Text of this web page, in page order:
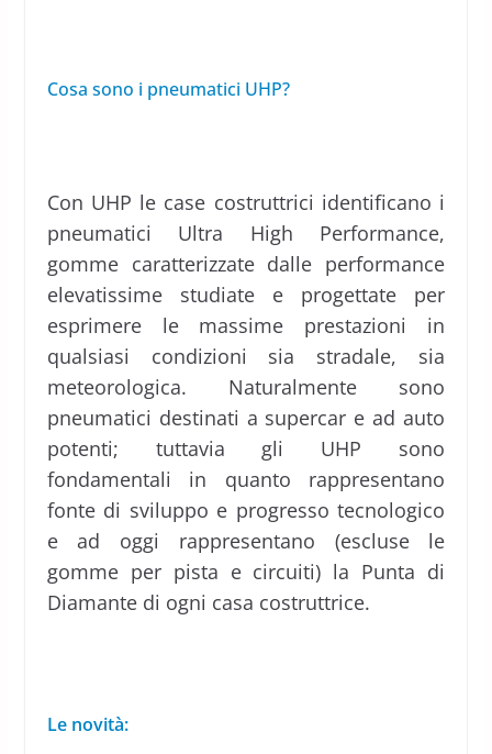
Cosa sono i pneumatici UHP?
Con UHP le case costruttrici identificano i
pneumatici Ultra High Performance,
gomme caratterizzate dalle performance
elevatissime studiate e progettate per
esprimere le massime prestazioni in
qualsiasi condizioni sia stradale, sia
meteorologica. Naturalmente sono
pneumatici destinati a supercar e ad auto
potenti; tuttavia gli UHP sono
fondamentali in quanto rappresentano
fonte di sviluppo e progresso tecnologico
e ad oggi rappresentano (escluse le
gomme per pista e circuiti) la Punta di
Diamante di ogni casa costruttrice.
Le novità: